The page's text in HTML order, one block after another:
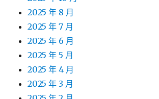
2025 年 8 月
2025 年 7 月
2025 年 6 月
2025 年 5 月
2025 年 4 月
2025 年 3 月